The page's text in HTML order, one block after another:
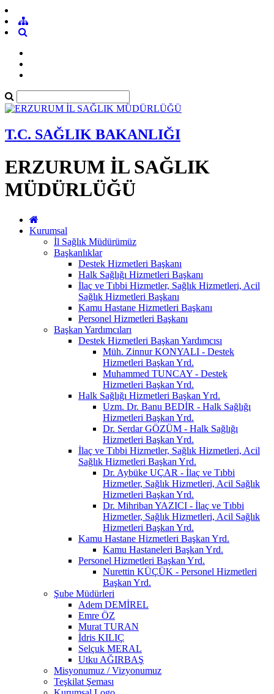
T.C. SAĞLIK BAKANLIĞI
ERZURUM İL SAĞLIK
MÜDÜRLÜĞÜ
Kurumsal
İl Sağlık Müdürümüz
Başkanlıklar
Destek Hizmetleri Başkanı
Halk Sağlığı Hizmetleri Başkanı
İlaç ve Tıbbi Hizmetler, Sağlık Hizmetleri, Acil
Sağlık Hizmetleri Başkanı
Kamu Hastane Hizmetleri Başkanı
Personel Hizmetleri Başkanı
Başkan Yardımcıları
Destek Hizmetleri Başkan Yardımcısı
Müh. Zinnur KONYALI - Destek
Hizmetleri Başkan Yrd.
Muhammed TUNCAY - Destek
Hizmetleri Başkan Yrd.
Halk Sağlığı Hizmetleri Başkan Yrd.
Uzm. Dr. Banu BEDİR - Halk Sağlığı
Hizmetleri Başkan Yrd.
Dr. Serdar GÖZÜM - Halk Sağlığı
Hizmetleri Başkan Yrd.
İlaç ve Tıbbi Hizmetler, Sağlık Hizmetleri, Acil
Sağlık Hizmetleri Başkan Yrd.
Dr. Aybüke UÇAR - İlaç ve Tıbbi
Hizmetler, Sağlık Hizmetleri, Acil Sağlık
Hizmetleri Başkan Yrd.
Dr. Mihriban YAZICI - İlaç ve Tıbbi
Hizmetler, Sağlık Hizmetleri, Acil Sağlık
Hizmetleri Başkan Yrd.
Kamu Hastane Hizmetleri Başkan Yrd.
Kamu Hastaneleri Başkan Yrd.
Personel Hizmetleri Başkan Yrd.
Nurettin KÜÇÜK - Personel Hizmetleri
Başkan Yrd.
Şube Müdürleri
Adem DEMİREL
Emre ÖZ
Murat TURAN
İdris KILIÇ
Selçuk MERAL
Utku AĞIRBAŞ
Misyonumuz / Vizyonumuz
Teşkilat Şeması